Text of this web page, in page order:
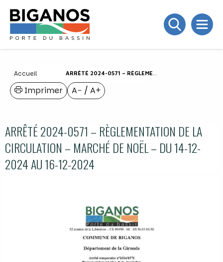
Accueil ARRÊTÉ 2024-0571 – RÈGLEMENTATION DE LA CIRCULATION – MARCHÉ DE NOËL – DU 14-12-2024 AU 16-12-2024
A− / A+
Imprimer
ARRÊTÉ 2024-0571 – RÈGLEMENTATION DE LA
CIRCULATION – MARCHÉ DE NOËL – DU 14-12-
2024 AU 16-12-2024